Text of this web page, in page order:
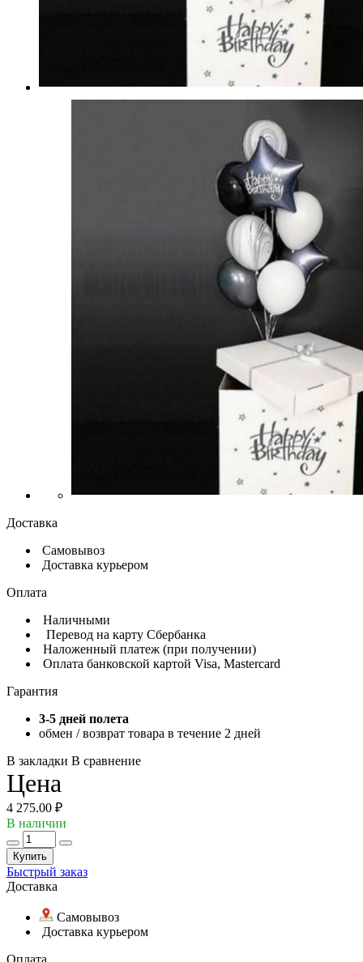
Доставка
Самовывоз
Доставка курьером
Оплата
Наличными
Перевод на карту Сбербанка
Наложенный платеж (при получении)
Оплата банковской картой Visa, Mastercard
Гарантия
3-5 дней полета
обмен / возврат товара в течение 2 дней
В закладки В сравнение
Цена
4 275.00 ₽
В наличии
Купить
Быстрый заказ
Доставка
Самовывоз
Доставка курьером
Оплата